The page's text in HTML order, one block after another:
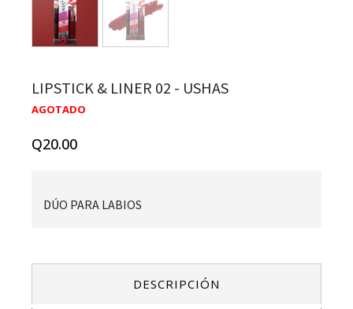
LIPSTICK & LINER 02 - USHAS
AGOTADO
Q20.00
DÚO PARA LABIOS
DESCRIPCIÓN